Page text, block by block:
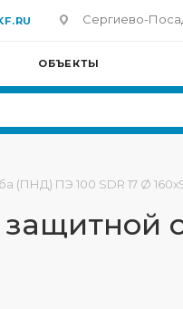
Сергиево-
ОБЪЕКТЫ
(ПНД) ПЭ 100 SDR 17 Ø